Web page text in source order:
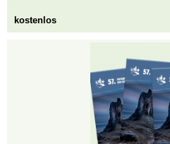
kostenlos